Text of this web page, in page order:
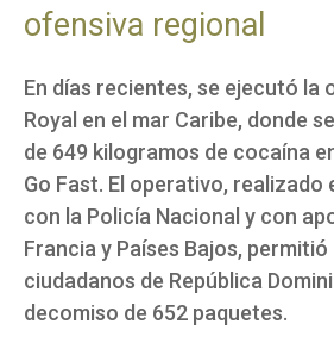
ofensiva regional
En días recientes, se ejecutó la
Royal en el mar Caribe, donde
de 649 kilogramos de cocaína
Go Fast. El operativo, realizado
con la Policía Nacional y con
Francia y Países Bajos,
ciudadanos de República
decomiso de 652 paquetes.